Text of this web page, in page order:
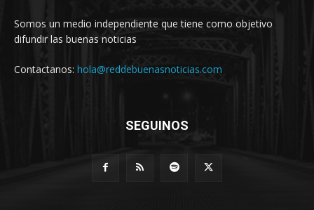
Somos un medio independiente que tiene como objetivo
difundir las buenas noticias
Contactanos: hola@reddebuenasnoticias.com
SEGUINOS